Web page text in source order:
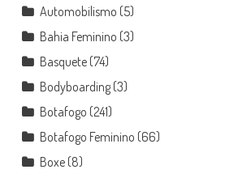
Automobilismo (5)
Bahia Feminino (3)
Basquete(74)
Bodyboarding(3)
Botafogo (241)
Botafogo Feminino (66)
Boxe(8)